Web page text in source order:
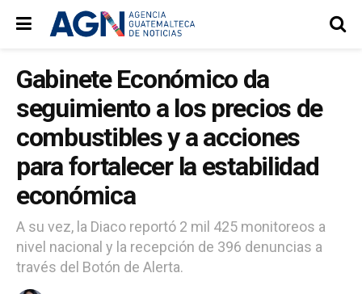
Gabinete Económico da
seguimiento a los precios de
combustibles y a acciones
para fortalecer la estabilidad
económica
A su vez, la Diaco reportó 2 mil 425 monitoreos a
nivel nacional y la recepción de 396 denuncias a
través del Botón de Alerta.